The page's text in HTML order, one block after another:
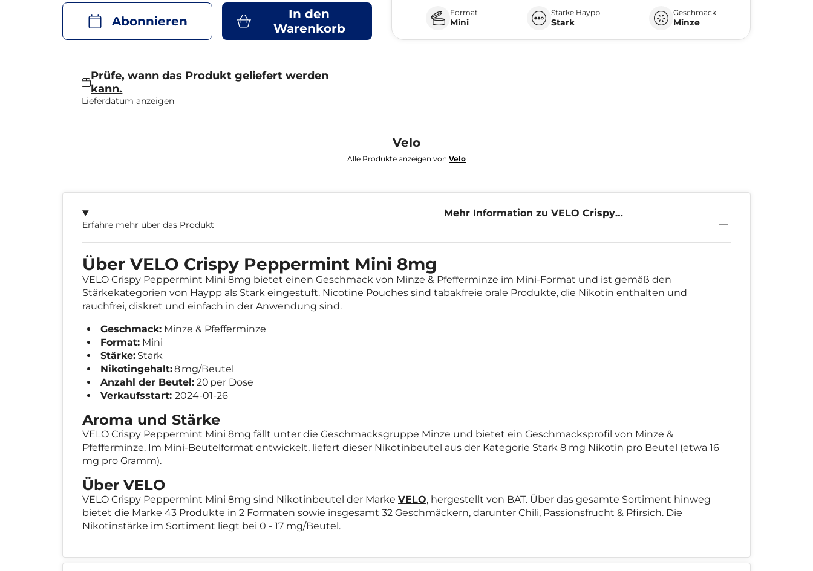
Format
Mini
Stärke Haypp
Stark
Geschmack
Minze
Abonnieren
In den
Warenkorb
Prüfe, wann das Produkt geliefert werden
kann.
Lieferdatum anzeigen
Mehr Information zu VELO Crispy
Erfahre mehr über das Produkt
Über VELO Crispy Peppermint Mini 8mg
VELO Crispy Peppermint Mini 8mg bietet einen Geschmack von Minze & Pfefferminze im Mini-Format und ist gemäß den
Stärkekategorien von Haypp als Stark eingestuft. Nicotine Pouches sind tabakfreie orale Produkte, die Nikotin enthalten und
rauchfrei, diskret und einfach in der Anwendung sind.
Geschmack: Minze & Pfefferminze
Format: Mini
Stärke: Stark
Nikotingehalt:8 mg/Beutel
Anzahl der Beutel: 20 per Dose
Verkaufsstart: 2024-01-26
Aroma und Stärke
VELO Crispy Peppermint Mini 8mg fällt unter die Geschmacksgruppe Minze und bietet ein Geschmacksprofil von Minze &
Pfefferminze. Im Mini-Beutelformat entwickelt, liefert dieser Nikotinbeutel aus der Kategorie Stark 8 mg Nikotin pro Beutel (etwa 16
mg pro Gramm).
Über VELO
VELO Crispy Peppermint Mini 8mg sind Nikotinbeutel der Marke VELO, hergestellt von BAT. Über das gesamte Sortiment hinweg
bietet die Marke 43 Produkte in 2 Formaten sowie insgesamt 32 Geschmäckern, darunter Chili, Passionsfrucht & Pfirsich. Die
Nikotinstärke im Sortiment liegt bei 0 - 17 mg/Beutel.
Velo
Alle Produkte anzeigen von Velo